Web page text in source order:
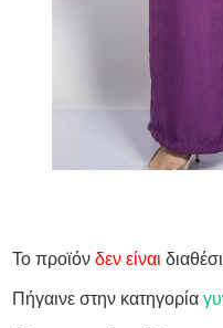
Το προϊόν δεν είναι
Πήγαινε στην κατηγορία